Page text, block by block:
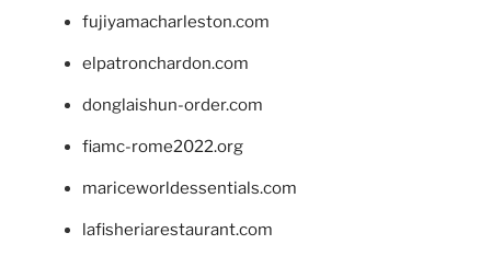
fujiyamacharleston.com
elpatronchardon.com
donglaishun-order.com
fiamc-rome2022.org
mariceworldessentials.com
lafisheriarestaurant.com